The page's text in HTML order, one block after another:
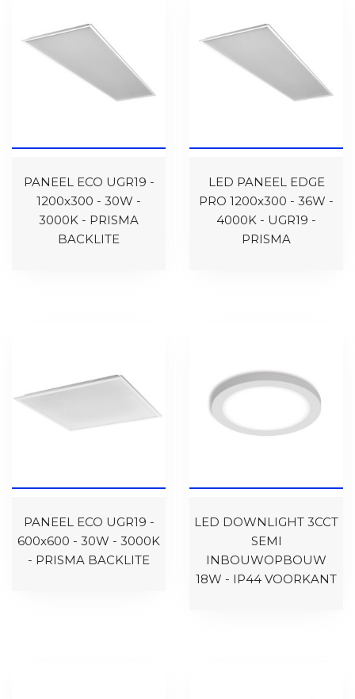
PANEEL ECO UGR19 -
1200x300 - 30W -
3000K - PRISMA
BACKLITE
LED PANEEL EDGE
PRO 1200x300 - 36W -
4000K - UGR19 -
PRISMA
PANEEL ECO UGR19 -
600x600 - 30W - 3000K
- PRISMA BACKLITE
LED DOWNLIGHT 3CCT
SEMI
INBOUWOPBOUW
18W - IP44 VOORKANT